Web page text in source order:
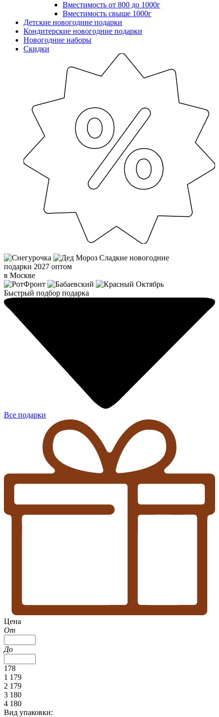
Вместимость от 800 до 1000г
Вместимость свыше 1000г
Детские новогодние подарки
Кондитерские новогодние подарки
Новогодние наборы
Скидки
Сладкие новогодние
подарки 2027 оптом
в Москве
Быстрый подбор подарка
Все подарки
Цена
От
До
178
1 179
2 179
3 180
4 180
Вид упаковки: